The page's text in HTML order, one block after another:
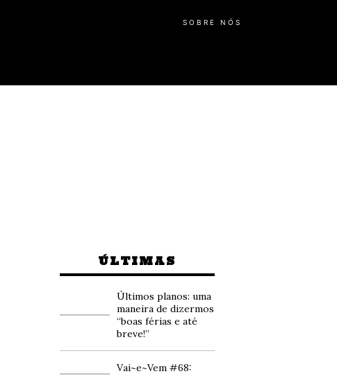
SOBRE NÓS
ÚLTIMAS
Últimos planos: uma
maneira de dizermos
“boas férias e até
breve!”
Vai~e~Vem #68: